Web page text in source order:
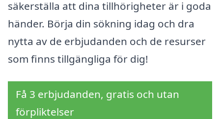
säkerställa att dina tillhörigheter är i goda
händer. Börja din sökning idag och dra
nytta av de erbjudanden och de resurser
som finns tillgängliga för dig!
Få 3 erbjudanden, gratis och utan
förpliktelser